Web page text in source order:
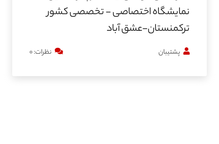
نمایشگاه اختصاصی - تخصصی کشور
ترکمنستان-عشق آباد
پشتیبان نظرات: ۰